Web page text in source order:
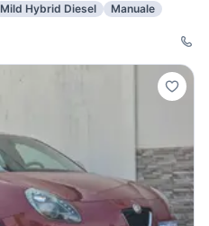
Mild Hybrid Diesel
Manuale